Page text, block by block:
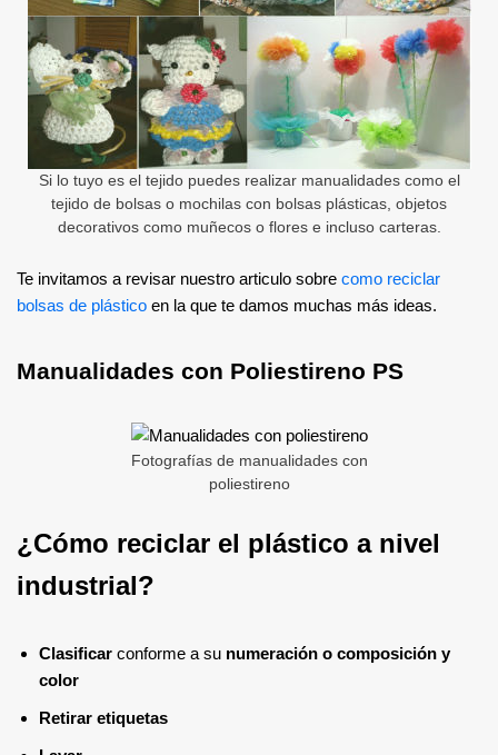
Si lo tuyo es el tejido puedes realizar manualidades como el
tejido de bolsas o mochilas con bolsas plásticas, objetos
decorativos como muñecos o flores e incluso carteras.
Te invitamos a revisar nuestro articulo sobre como reciclar
bolsas de plástico en la que te damos muchas más ideas.
Manualidades con Poliestireno PS
Fotografías de manualidades con
poliestireno
¿Cómo reciclar el plástico a nivel
industrial?
Clasificar conforme a su numeración o composición y
color
Retirar etiquetas